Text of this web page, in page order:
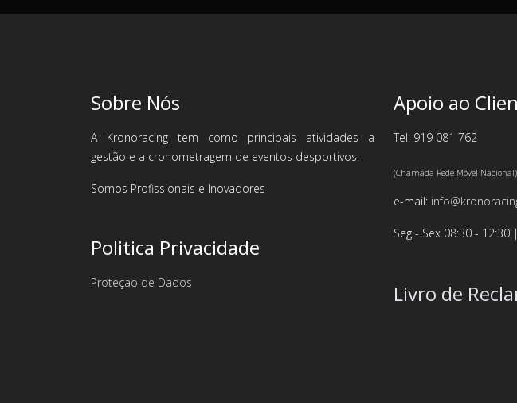
Sobre Nós
A Kronoracing tem como principais atividades a
gestão e a cronometragem de eventos desportivos.
Somos Profissionais e Inovadores
Politica Privacidade
Proteçao de Dados
Apoio ao
Tel: 919 081 762
(Chamada Rede Móvel Nacional)
e-mail:
Seg - Sex 08:30 - 12:30
Livro de